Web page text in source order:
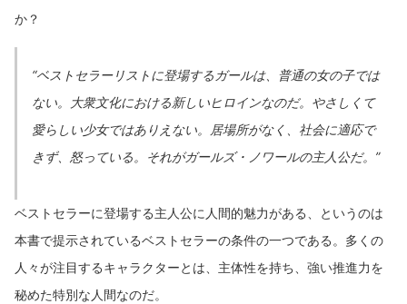
か？
“ベストセラーリストに登場するガールは、普通の女の子では
ない。大衆文化における新しいヒロインなのだ。やさしくて
愛らしい少女ではありえない。居場所がなく、社会に適応で
きず、怒っている。それがガールズ・ノワールの主人公だ。”
ベストセラーに登場する主人公に人間的魅力がある、というのは
本書で提示されているベストセラーの条件の一つである。多くの
人々が注目するキャラクターとは、主体性を持ち、強い推進力を
秘めた特別な人間なのだ。